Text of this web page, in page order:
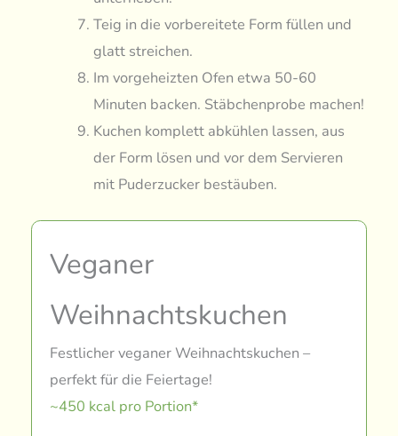
Teig in die vorbereitete Form füllen und
glatt streichen.
Im vorgeheizten Ofen etwa 50-60
Minuten backen. Stäbchenprobe machen!
Kuchen komplett abkühlen lassen, aus
der Form lösen und vor dem Servieren
mit Puderzucker bestäuben.
Veganer
Weihnachtskuchen
Festlicher veganer Weihnachtskuchen –
perfekt für die Feiertage!
~450 kcal pro Portion*